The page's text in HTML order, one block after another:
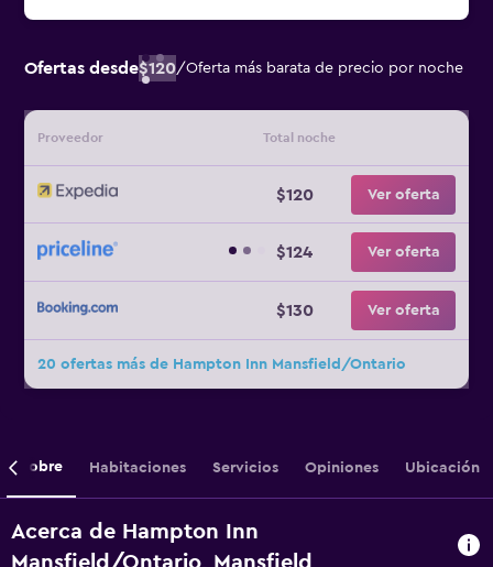
Ofertas desde$120/Oferta más barata de precio por noche
Proveedor Total noche
$120 Ver oferta
$124 Ver oferta
$130 Ver oferta
20 ofertas más de Hampton Inn Mansfield/Ontario
Sobre Habitaciones Servicios Opiniones Ubicación
Acerca de Hampton Inn
Mansfield/Ontario, Mansfield